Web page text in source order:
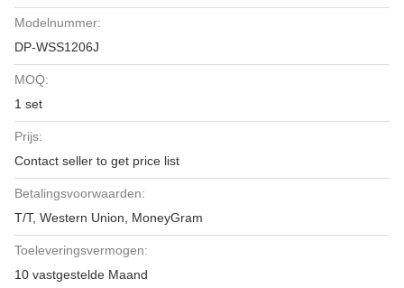
Modelnummer:
DP-WSS1206J
MOQ:
1 set
Prijs:
Contact seller to get price list
Betalingsvoorwaarden:
T/T, Western Union, MoneyGram
Toeleveringsvermogen:
10 vastgestelde Maand